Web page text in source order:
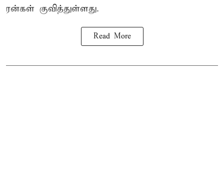
ரன்கள் குவித்துள்ளது.
Read More